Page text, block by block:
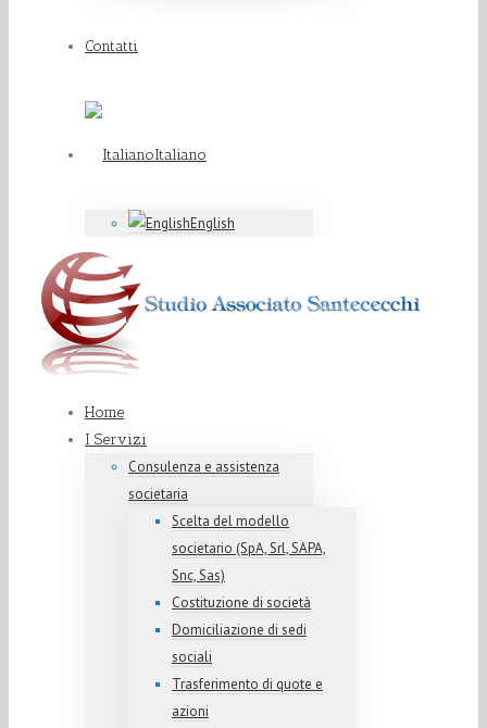
Contatti
Italiano
English
Home
I Servizi
Consulenza e assistenza
societaria
Scelta del modello
societario (SpA, Srl, SAPA,
Snc, Sas)
Costituzione di società
Domiciliazione di sedi
sociali
Trasferimento di quote e
azioni